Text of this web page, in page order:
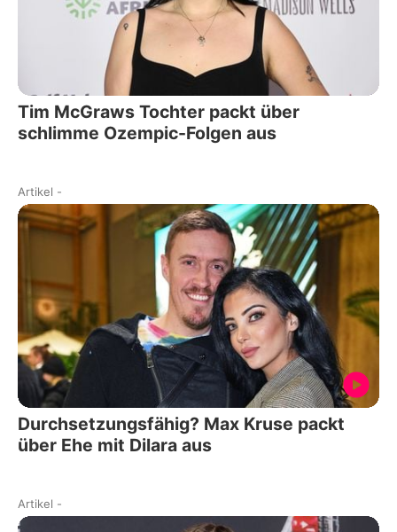
Tim McGraws Tochter packt über
schlimme Ozempic-Folgen aus
Artikel -
Durchsetzungsfähig? Max Kruse packt
über Ehe mit Dilara aus
Artikel -